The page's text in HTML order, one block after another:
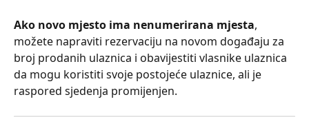
Ako novo mjesto ima nenumerirana mjesta,
možete napraviti rezervaciju na novom događaju za
broj prodanih ulaznica i obavijestiti vlasnike ulaznica
da mogu koristiti svoje postojeće ulaznice, ali je
raspored sjedenja promijenjen.